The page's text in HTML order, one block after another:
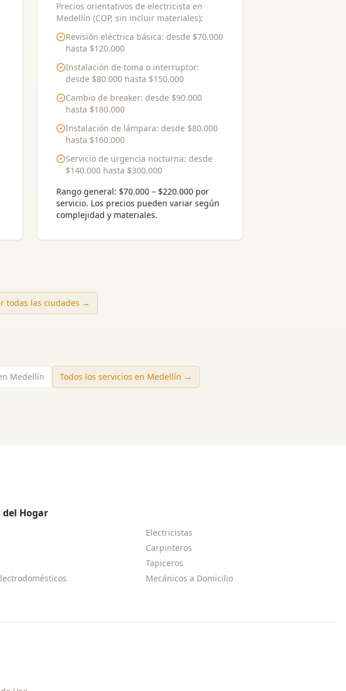
Precios orientativos de electricista en
Medellín (COP, sin incluir materiales):
Revisión eléctrica básica: desde $70.000
hasta $120.000
Instalación de toma o interruptor:
desde $80.000hasta $150.000
Cambio de breaker: desde $90.000
hasta $180.000
Instalación de lámpara: desde $80.000
hasta $160.000
Servicio de urgencia nocturna: desde
$140.000hasta $300.000
Rango general: $70.000 – $220.000 por
servicio. Los precios pueden variar según
complejidad y materiales.
todas las ciudades →
Medellín Todos los servicios en Medellín →
del Hogar
Electricistas
Carpinteros
Tapiceros
Mecánicos a Domicilio